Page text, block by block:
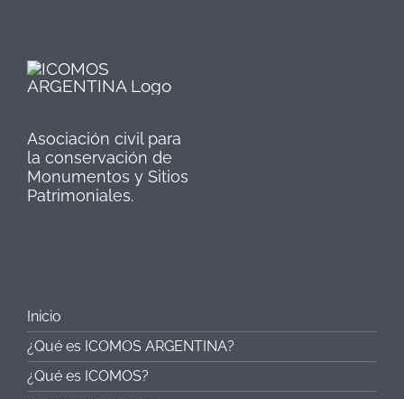
Asociación civil para
la conservación de
Monumentos y Sitios
Patrimoniales.
Inicio
¿Qué es ICOMOS ARGENTINA?
¿Qué es ICOMOS?